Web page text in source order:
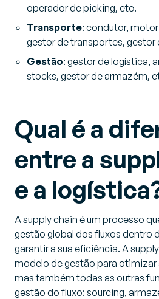
operador de picking, etc.
Transporte: condutor,
gestor de transportes, gestor
Gestão: gestor de logística,
stocks, gestor de armazém,
Qual é a
entre a
e a
A supply chain é um processo
gestão global dos fluxos dentro
garantir a sua eficiência. A
modelo de gestão para otimizar
mas também todas as outras
gestão do fluxo: sourcing,